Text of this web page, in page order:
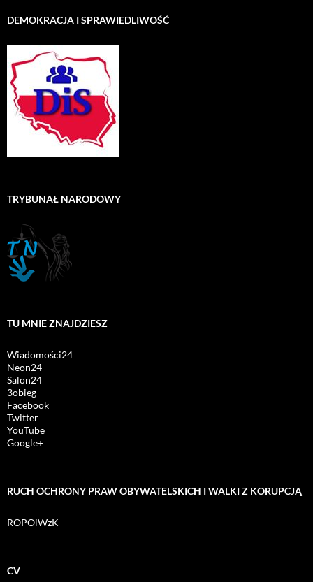
DEMOKRACJA I SPRAWIEDLIWOŚĆ
TRYBUNAŁ NARODOWY
TU MNIE ZNAJDZIESZ
Wiadomości24
Neon24
Salon24
3obieg
Facebook
Twitter
YouTube
Google+
RUCH OCHRONY PRAW OBYWATELSKICH I WALKI Z KORUPCJĄ
ROPOiWzK
CV